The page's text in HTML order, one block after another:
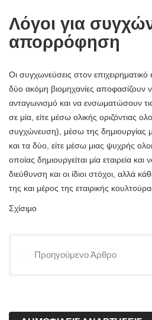
Λόγοι για
απορρόφηση
Οι συγχωνεύσεις στον
δύο ακόμη βιομηχανίες αποφασίζουν
ανταγωνισμό και να ενσωματώσουν
σε μία, είτε μέσω ολικής οριζόντιας
συγχώνευση), μέσω της δημιουργίας
και τα δύο, είτε μέσω μιας ψυχρής
οποίας δημιουργείται μία εταιρεία
διεύθυνση και οι ίδιοι στόχοι, αλλά
της και μέρος της εταιρικής
Σχίσιμο
Προηγούμενο Άρθρο